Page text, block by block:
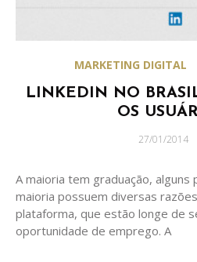
MARKETING DIGITAL
LINKEDIN NO
OS
Posted
27/01/2014
A maioria tem graduação, alguns
maioria possuem diversas
plataforma, que estão longe de
oportunidade de emprego. A